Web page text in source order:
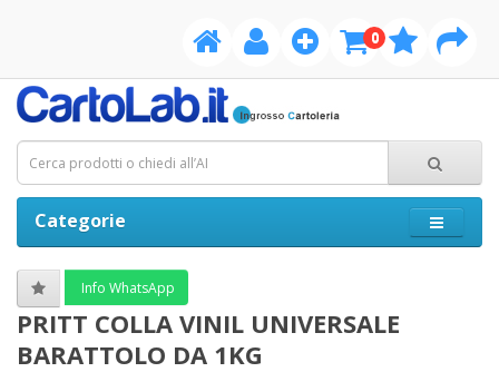
0
Categorie
Info WhatsApp
PRITT COLLA VINIL UNIVERSALE
BARATTOLO DA 1KG